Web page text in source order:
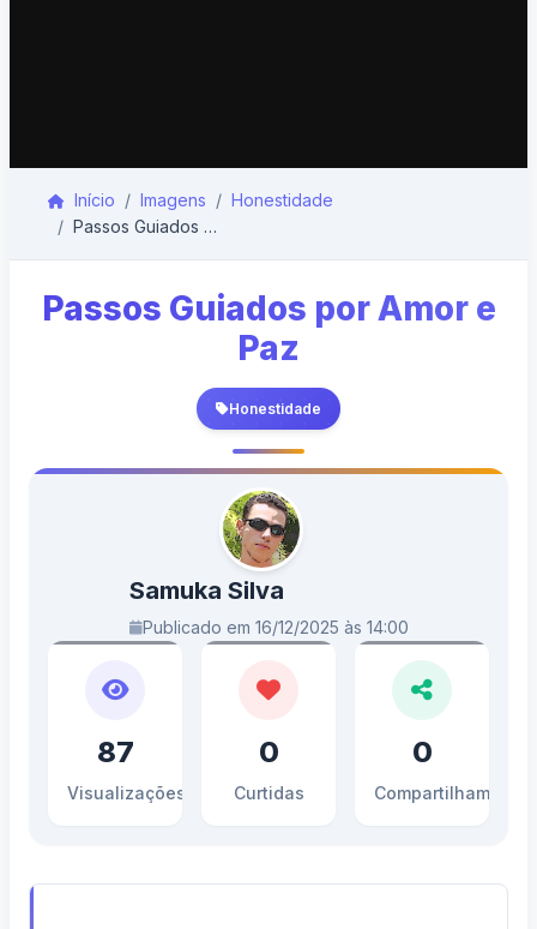
Início Imagens
Honestidade
Passos Guiados por Amor e Paz
Passos Guiados por Amor e
Paz
Honestidade
Samuka Silva
Publicado em 16/12/2025 às 14:00
87
Visualizações
0
Curtidas
0
Compartilhamentos